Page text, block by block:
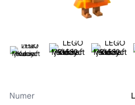
Numer